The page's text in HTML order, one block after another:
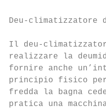
Deu-
Il deu-
realizzare la
fornire anche
principio fisico
fredda la bagna
pratica una